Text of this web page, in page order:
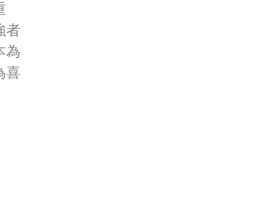
者
為
喜